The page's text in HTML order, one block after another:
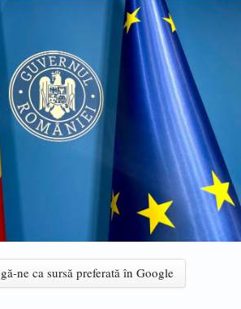
ne ca sursă preferată în Google